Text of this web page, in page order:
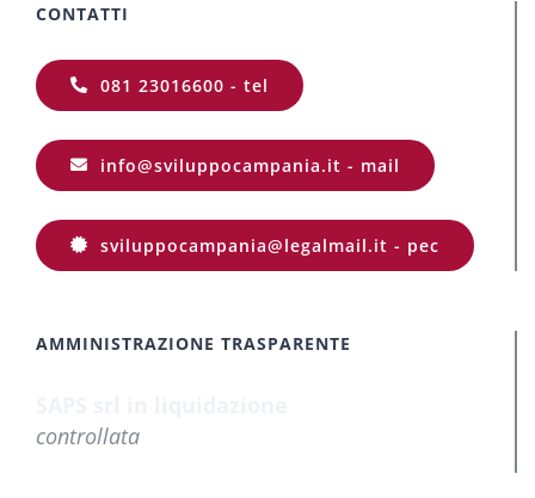
CONTATTI
081 23016600 - tel
info@sviluppocampania.it - mail
sviluppocampania@legalmail.it - pec
AMMINISTRAZIONE TRASPARENTE
controllata